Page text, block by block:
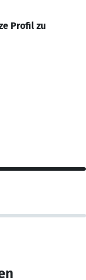
Profil zu